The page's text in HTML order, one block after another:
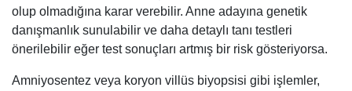
olup olmadığına karar verebilir. Anne adayına genetik
danışmanlık sunulabilir ve daha detaylı tanı testleri
önerilebilir eğer test sonuçları artmış bir risk gösteriyorsa.
Amniyosentez veya koryon villüs biyopsisi gibi işlemler,